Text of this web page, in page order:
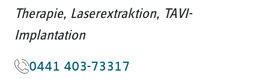
Therapie, Laserextraktion, TAVI-
Implantation
0441 403-73317